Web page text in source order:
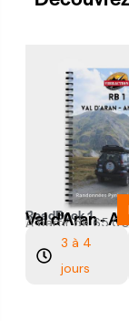
RoadBook 1
Val d'Aran -
À partir de
3 à 4
jours